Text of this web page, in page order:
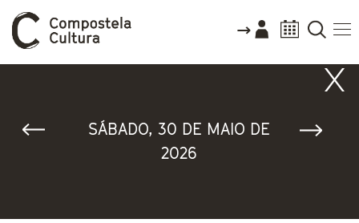
SÁBADO, 30 DE MAIO DE
2026